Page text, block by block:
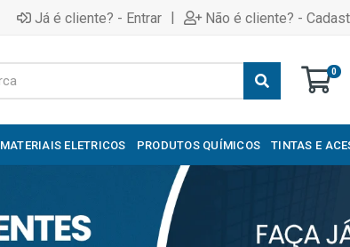
Já é cliente? - Entrar | Não é cliente? -
0
MATERIAIS ELETRICOS PRODUTOS QUÍMICOS TINTAS E